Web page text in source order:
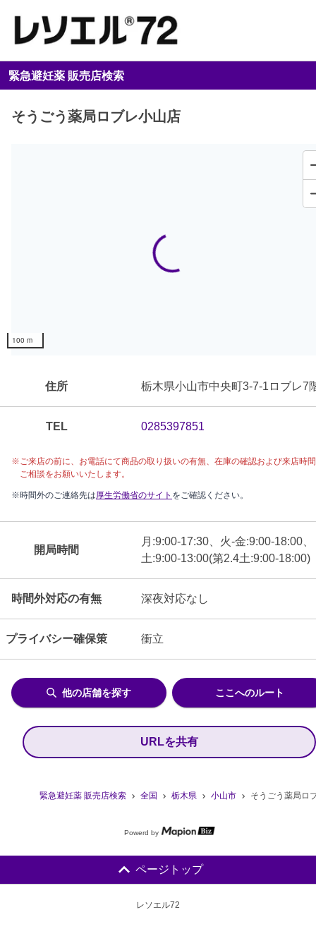
緊急避妊薬 販売店検索 全国 栃木県 小山市 そうごう薬局ロ
緊急避妊薬 販売店検索
そうごう薬局ロブレ小山店
住所 栃木県小山市中央町3-7-1ロブレ7
TEL 0285397851
※ご来店の前に、 お電話にて商品の取り扱いの有無、在庫の確認および来店時
ご相談をお願いいたします。
※時間外のご連絡先は厚生労働省のサイト をご確認ください。
開局時間
月:9:00-17:30、火-金:9:00-18:00、
土:9:00-13:00(第2.4土:9:00-18:00)
時間外対応の有無 深夜対応なし
プライバシー確保策 衝立
他の店舗を探す ここへのルート
URLを共有
Loading...
100 m
Powerd by
ページトップ
レソエル72